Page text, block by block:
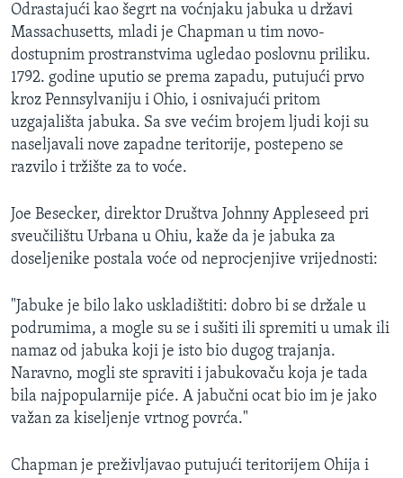
PRATITE NAS
Jezici
Odrastajući kao šegrt na voćnjaku jabuka u državi
Massachusetts, mladi je Chapman u tim novo-
dostupnim prostranstvima ugledao poslovnu priliku.
1792. godine uputio se prema zapadu, putujući prvo
kroz Pennsylvaniju i Ohio, i osnivajući pritom
uzgajališta jabuka. Sa sve većim brojem ljudi koji su
naseljavali nove zapadne teritorije, postepeno se
razvilo i tržište za to voće.
Joe Besecker, direktor Društva Johnny Appleseed pri
sveučilištu Urbana u Ohiu, kaže da je jabuka za
doseljenike postala voće od neprocjenjive vrijednosti:
"Jabuke je bilo lako uskladištiti: dobro bi se držale u
podrumima, a mogle su se i sušiti ili spremiti u umak ili
namaz od jabuka koji je isto bio dugog trajanja.
Naravno, mogli ste spraviti i jabukovaču koja je tada
bila najpopularnije piće. A jabučni ocat bio im je jako
važan za kiseljenje vrtnog povrća."
Chapman je preživljavao putujući teritorijem Ohija i